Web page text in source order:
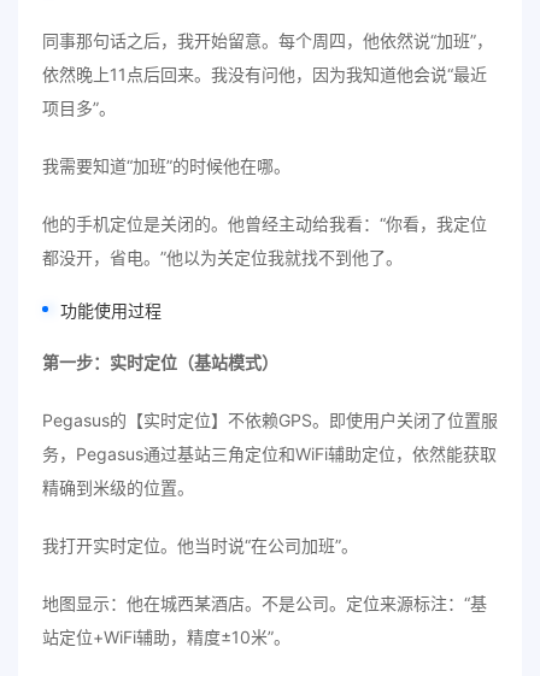
同事那句话之后，我开始留意。每个周四，他依然说“加班”，
依然晚上11点后回来。我没有问他，因为我知道他会说“最近
项目多”。
我需要知道“加班”的时候他在哪。
他的手机定位是关闭的。他曾经主动给我看：“你看，我定位
都没开，省电。”他以为关定位我就找不到他了。
功能使用过程
第一步：实时定位（基站模式）
Pegasus的【实时定位】不依赖GPS。即使用户关闭了位置服
务，Pegasus通过基站三角定位和WiFi辅助定位，依然能获取
精确到米级的位置。
我打开实时定位。他当时说“在公司加班”。
地图显示：他在城西某酒店。不是公司。定位来源标注：“基
站定位+WiFi辅助，精度±10米”。